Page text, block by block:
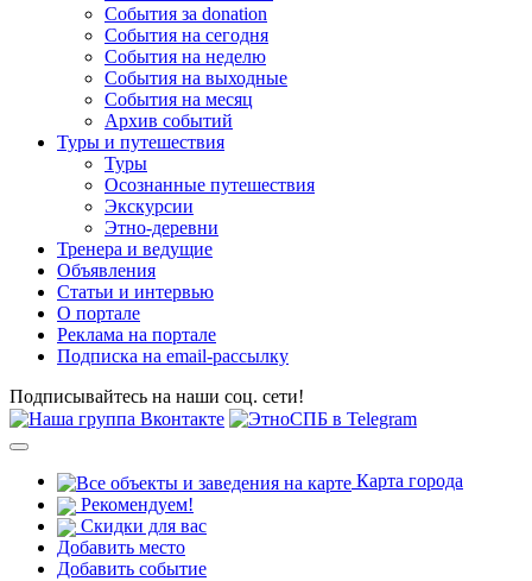
События за donation
События на сегодня
События на неделю
События на выходные
События на месяц
Архив событий
Туры и путешествия
Туры
Осознанные путешествия
Экскурсии
Этно-деревни
Тренера и ведущие
Объявления
Статьи и интервью
О портале
Реклама на портале
Подписка на email-рассылку
Подписывайтесь на наши соц. сети!
Карта города
Рекомендуем!
Скидки для вас
Добавить место
Добавить событие